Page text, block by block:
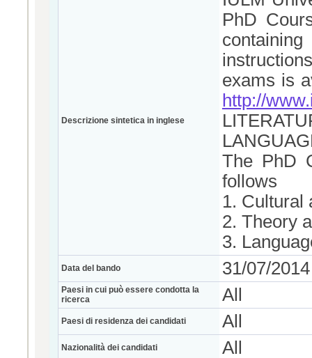
Descrizione sintetica in inglese
PhD
exams is
http://
The PhD
follows
1. Cultural
2. Theory
3.
Data del bando 31/07/2014
Paesi in cui può essere condotta la
ricerca
All
Paesi di residenza dei candidati All
Nazionalità dei candidati All